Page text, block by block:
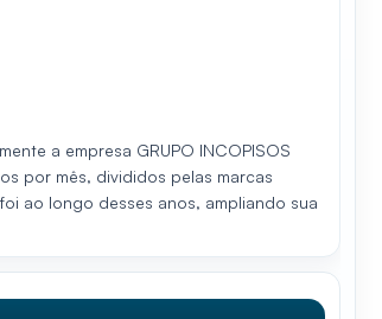
a empresa GRUPO INCOPISOS
por mês, divididos pelas marcas
ao longo desses anos, ampliando sua